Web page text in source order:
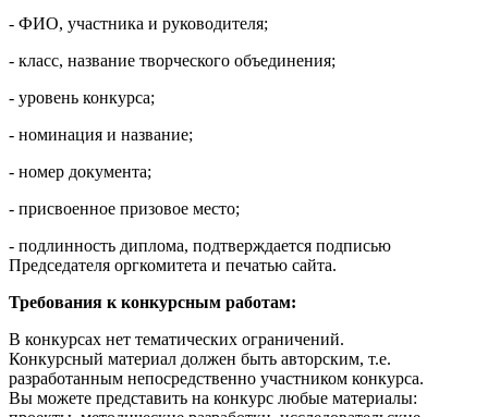
- ФИО, участника и руководителя;
- класс, название творческого объединения;
- уровень конкурса;
- номинация и название;
- номер документа;
- присвоенное призовое место;
- подлинность диплома, подтверждается подписью
Председателя оргкомитета и печатью сайта.
Требования к конкурсным работам:
В конкурсах нет тематических ограничений.
Конкурсный материал должен быть авторским, т.е.
разработанным непосредственно участником конкурса.
Вы можете представить на конкурс любые материалы: